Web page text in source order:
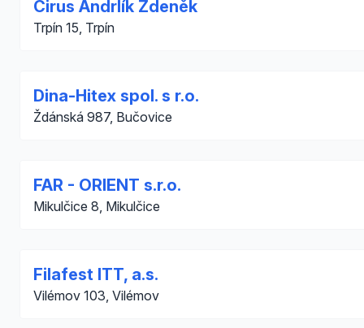
Cirus Andrlík Zdeněk
Trpín 15, Trpín
Dina-Hitex spol. s r.o.
Ždánská 987, Bučovice
FAR - ORIENT s.r.o.
Mikulčice 8, Mikulčice
Filafest ITT, a.s.
Vilémov 103, Vilémov